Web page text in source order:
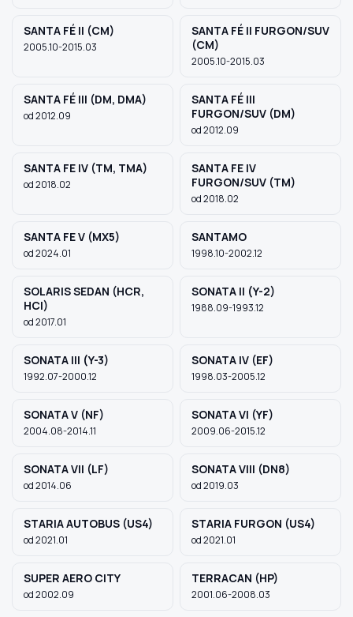
SANTA FÉ II (CM)
2005.10-2015.03
SANTA FÉ II FURGON/SUV
(CM)
2005.10-2015.03
SANTA FÉ III (DM, DMA)
od 2012.09
SANTA FÉ III
FURGON/SUV (DM)
od 2012.09
SANTA FE IV (TM, TMA)
od 2018.02
SANTA FE IV
FURGON/SUV (TM)
od 2018.02
SANTA FE V (MX5)
od 2024.01
SANTAMO
1998.10-2002.12
SOLARIS SEDAN (HCR,
HCI)
od 2017.01
SONATA II (Y-2)
1988.09-1993.12
SONATA III (Y-3)
1992.07-2000.12
SONATA IV (EF)
1998.03-2005.12
SONATA V (NF)
2004.08-2014.11
SONATA VI (YF)
2009.06-2015.12
SONATA VII (LF)
od 2014.06
SONATA VIII (DN8)
od 2019.03
STARIA AUTOBUS (US4)
od 2021.01
STARIA FURGON (US4)
od 2021.01
SUPER AERO CITY
od 2002.09
TERRACAN (HP)
2001.06-2008.03